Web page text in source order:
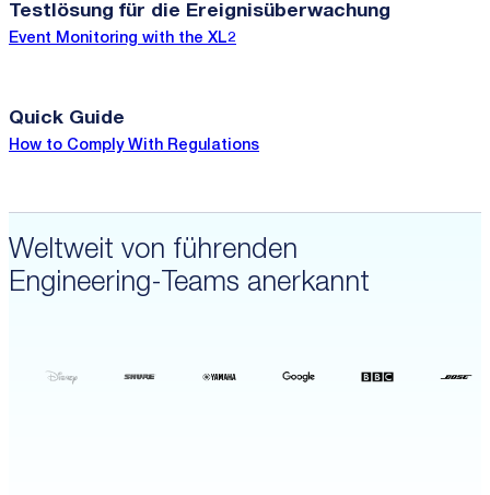
Testlösung für die Ereignisüberwachung
Event Monitoring with the XL2
Quick Guide
How to Comply With Regulations
Weltweit von führenden
Engineering-Teams anerkannt